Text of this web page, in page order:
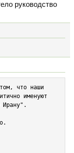
руководство
что наши
именуют
Ирану".